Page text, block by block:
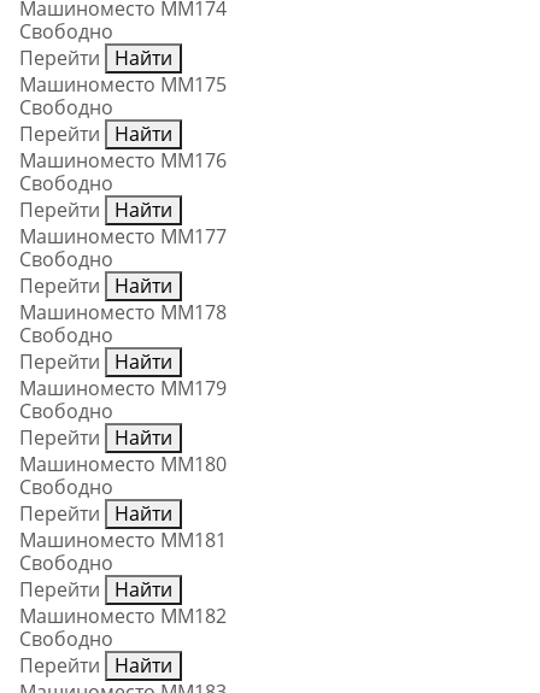
Машиноместо ММ174
Свободно
Перейти
Найти
Машиноместо ММ175
Свободно
Перейти
Найти
Машиноместо ММ176
Свободно
Перейти
Найти
Машиноместо ММ177
Свободно
Перейти
Найти
Машиноместо ММ178
Свободно
Перейти
Найти
Машиноместо ММ179
Свободно
Перейти
Найти
Машиноместо ММ180
Свободно
Перейти
Найти
Машиноместо ММ181
Свободно
Перейти
Найти
Машиноместо ММ182
Свободно
Перейти
Найти